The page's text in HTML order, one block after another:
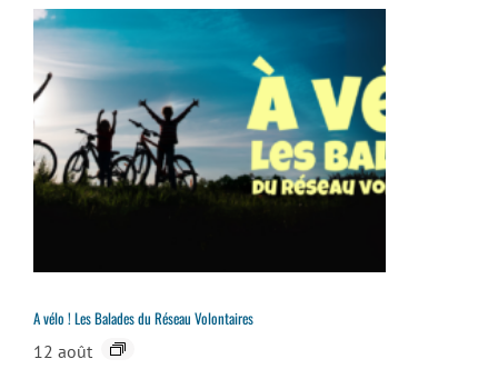
A vélo ! Les Balades du Réseau Volontaires
12 août